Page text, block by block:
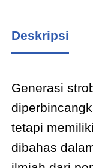
Deskripsi
Generasi
tetapi
dibahas